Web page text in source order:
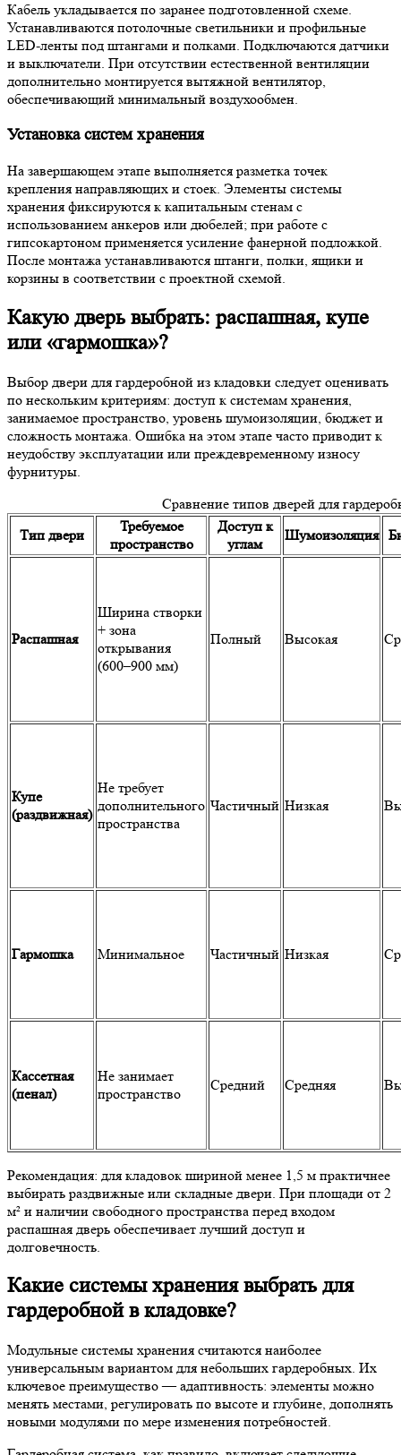
Кабель укладывается по заранее подготовленной схеме.
Устанавливаются потолочные светильники и профильные
LED-ленты под штангами и полками. Подключаются датчики
и выключатели. При отсутствии естественной вентиляции
дополнительно монтируется вытяжной вентилятор,
обеспечивающий минимальный воздухообмен.
Установка систем хранения
На завершающем этапе выполняется разметка точек
крепления направляющих и стоек. Элементы системы
хранения фиксируются к капитальным стенам с
использованием анкеров или дюбелей; при работе с
гипсокартоном применяется усиление фанерной подложкой.
После монтажа устанавливаются штанги, полки, ящики и
корзины в соответствии с проектной схемой.
Какую дверь выбрать: распашная, купе
или «гармошка»?
Выбор двери для гардеробной из кладовки следует оценивать
по нескольким критериям: доступ к системам хранения,
занимаемое пространство, уровень шумоизоляции, бюджет и
сложность монтажа. Ошибка на этом этапе часто приводит к
неудобству эксплуатации или преждевременному износу
фурнитуры.
Сравнение типов дверей для
Тип двери
Требуемое
пространство
Доступ к
углам
Шумоизоляция
Распашная
Ширина створки
+ зона
открывания
(600–900 мм)
Полный Высокая
Купе
(раздвижная)
Не требует
дополнительного
пространства
Частичный Низкая
Гармошка Минимальное Частичный Низкая
Кассетная
(пенал)
Не занимает
пространство
Средний Средняя
Рекомендация: для кладовок шириной менее 1,5 м практичнее
выбирать раздвижные или складные двери. При площади от 2
м² и наличии свободного пространства перед входом
распашная дверь обеспечивает лучший доступ и
долговечность.
Какие системы хранения выбрать для
гардеробной в кладовке?
Модульные системы хранения считаются наиболее
универсальным вариантом для небольших гардеробных. Их
ключевое преимущество — адаптивность: элементы можно
менять местами, регулировать по высоте и глубине, дополнять
новыми модулями по мере изменения потребностей.